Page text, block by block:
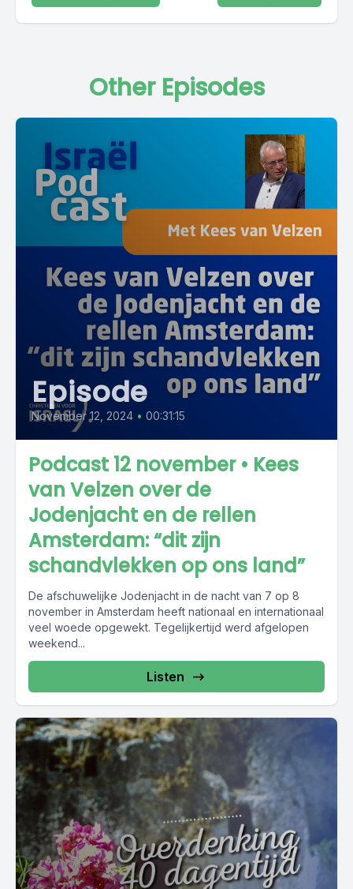
Other Episodes
Episode
November 12, 2024 • 00:31:15
Podcast 12 november • Kees
van Velzen over de
Jodenjacht en de rellen
Amsterdam: “dit zijn
schandvlekken op ons land”
De afschuwelijke Jodenjacht in de nacht van 7 op 8
november in Amsterdam heeft nationaal en internationaal
veel woede opgewekt. Tegelijkertijd werd afgelopen
weekend...
Listen